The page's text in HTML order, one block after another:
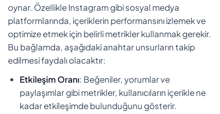
oynar. Özellikle Instagram gibi sosyal medya
platformlarında, içeriklerin performansını izlemek ve
optimize etmek için belirli metrikler kullanmak gerekir.
Bu bağlamda, aşağıdaki anahtar unsurların takip
edilmesi faydalı olacaktır:
Etkileşim Oranı: Beğeniler, yorumlar ve
paylaşımlar gibi metrikler, kullanıcıların içerikle ne
kadar etkileşimde bulunduğunu gösterir.